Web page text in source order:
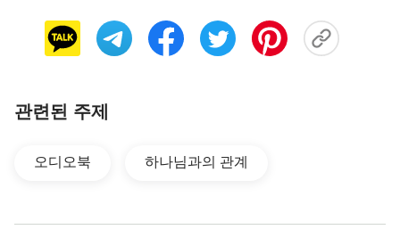
앞으로 와 예배드리고 하나님 말씀을 보며 형제자매
와 교제하고 이를 통해 진리를 깨닫고 여러 사람들의
알게 됩니다. 게다가 우리는 ‘사람은 피라미드 꼭대
들이 우러러보는 삶을 추구하는 것을 중요하게 생각
관련된 주제
오디오북 하나님과의 관계